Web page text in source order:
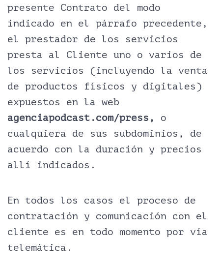
presente Contrato del modo
indicado en el párrafo precedente,
el prestador de los servicios
presta al Cliente uno o varios de
los servicios (incluyendo la venta
de productos físicos y digitales)
expuestos en la web
agenciapodcast.com/press, o
cualquiera de sus subdominios, de
acuerdo con la duración y precios
allí indicados.
En todos los casos el proceso de
contratación y comunicación con el
cliente es en todo momento por vía
telemática.